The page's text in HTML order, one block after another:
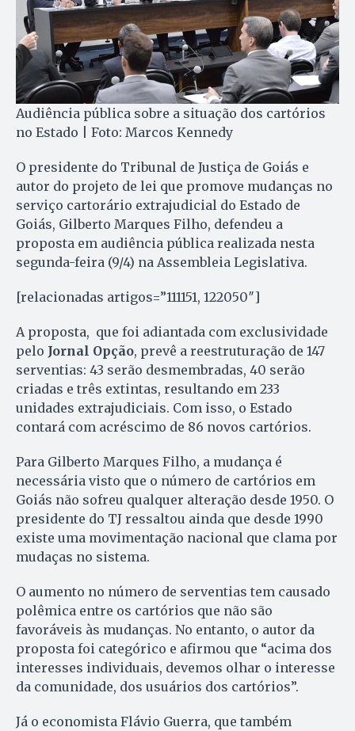
Audiência pública sobre a situação dos cartórios
no Estado | Foto: Marcos Kennedy
O presidente do Tribunal de Justiça de Goiás e
autor do projeto de lei que promove mudanças no
serviço cartorário extrajudicial do Estado de
Goiás, Gilberto Marques Filho, defendeu a
proposta em audiência pública realizada nesta
segunda-feira (9/4) na Assembleia Legislativa.
[relacionadas artigos=”111151, 122050″]
A proposta, que foi adiantada com exclusividade
pelo Jornal Opção, prevê a reestruturação de 147
serventias: 43 serão desmembradas, 40 serão
criadas e três extintas, resultando em 233
unidades extrajudiciais. Com isso, o Estado
contará com acréscimo de 86 novos cartórios.
Para Gilberto Marques Filho, a mudança é
necessária visto que o número de cartórios em
Goiás não sofreu qualquer alteração desde 1950. O
presidente do TJ ressaltou ainda que desde 1990
existe uma movimentação nacional que clama por
mudaças no sistema.
O aumento no número de serventias tem causado
polêmica entre os cartórios que não são
favoráveis às mudanças. No entanto, o autor da
proposta foi categórico e afirmou que “acima dos
interesses individuais, devemos olhar o interesse
da comunidade, dos usuários dos cartórios”.
Já o economista Flávio Guerra, que também